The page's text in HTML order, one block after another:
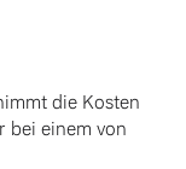
die Kosten
bei einem von